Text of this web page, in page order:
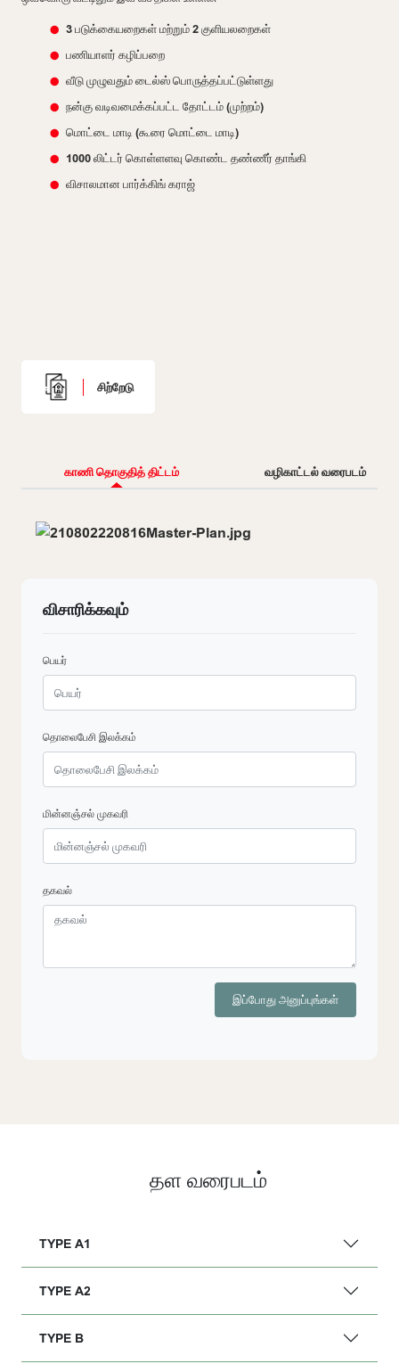
3 படுக்கையறைகள் மற்றும் 2 குளியலறைகள்
பணியாளர் கழிப்பறை
வீடு முழுவதும் டைல்ஸ் பொருத்தப்பட்டுள்ளது
நன்கு வடிவமைக்கப்பட்ட தோட்டம் (முற்றம்)
மொட்டை மாடி (கூரை மொட்டை மாடி)
1000 லிட்டர் கொள்ளளவு கொண்ட தண்ணீர் தாங்கி
விசாலமான பார்க்கிங் கராஜ்
சிற்றேடு
காணி தொகுதித் திட்டம் வழிகாட்டல் வரைபடம்
விசாரிக்கவும்
பெயர்
தொலைபேசி இலக்கம்
மின்னஞ்சல் முகவரி
தகவல்
இப்போது அனுப்புங்கள்
தள வரைபடம்
TYPE A1
TYPE A2
TYPE B